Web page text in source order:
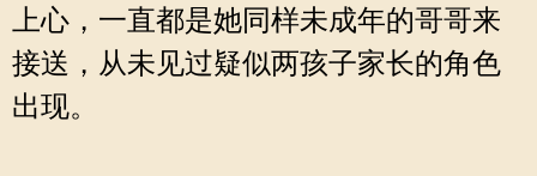
上心，一直都是她同样未成年的哥哥来
接送，从未见过疑似两孩子家长的角色
出现。